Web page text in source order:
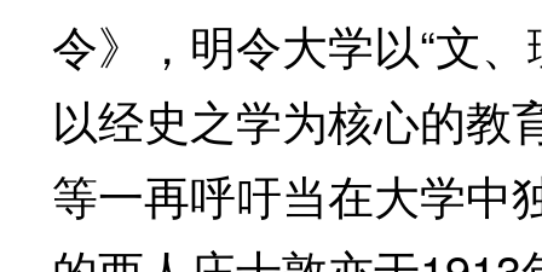
令》，明令大学以“文
以经史之学为核心的教
等一再呼吁当在大学中